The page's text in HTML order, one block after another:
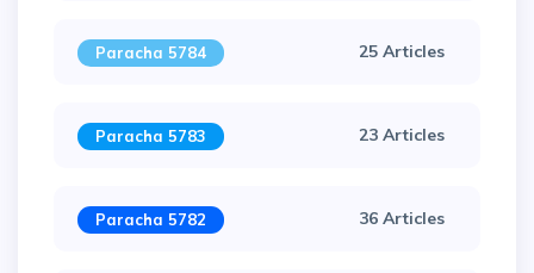
Paracha 5784 25 Articles
Paracha 5783 23 Articles
Paracha 5782 36 Articles